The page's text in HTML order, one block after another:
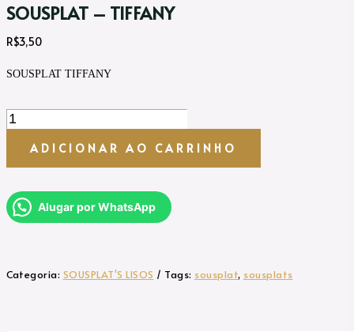
SOUSPLAT – TIFFANY
R$3,50
SOUSPLAT TIFFANY
SOUSPLAT
-
TIFFANYADICIONAR AO CARRINHO
Alugar por WhatsApp
Categoria: SOUSPLAT'S LISOS Tags: sousplat, sousplats